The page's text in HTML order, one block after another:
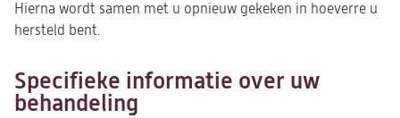
Hierna wordt samen met u opnieuw gekeken in hoeverre u
hersteld bent.
Specifieke informatie over uw
behandeling